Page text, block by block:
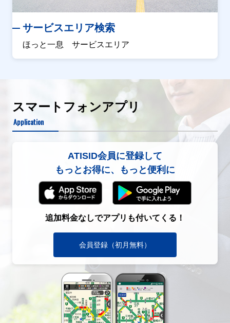
サービスエリア検索
ほっと一息 サービスエリア
スマートフォンアプリ
Application
ATISID会員に登録して
もっとお得に、もっと便利に
追加料金なしでアプリも付いてくる！
会員登録（初月無料）